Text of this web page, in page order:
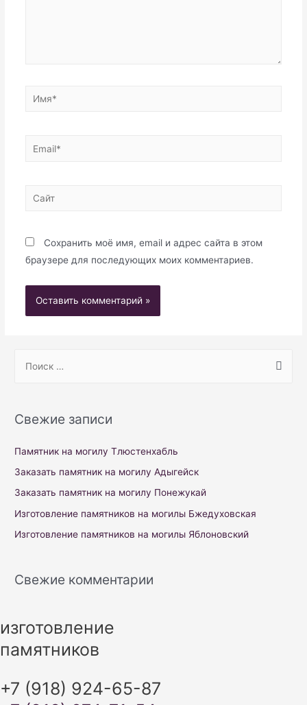
Имя*
Email*
Сайт
Сохранить моё имя, email и адрес сайта в этом
браузере для последующих моих комментариев.
r
h
f
o
Свежие записи
Памятник на могилу Тлюстенхабль
Заказать памятник на могилу Адыгейск
Заказать памятник на могилу Понежукай
Изготовление памятников на могилы Бжедуховская
Изготовление памятников на могилы Яблоновский
Свежие комментарии
изготовление
памятников
+7 (918) 924-65-87